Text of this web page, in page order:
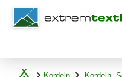
Shopware
Kordeln
Kordeln,